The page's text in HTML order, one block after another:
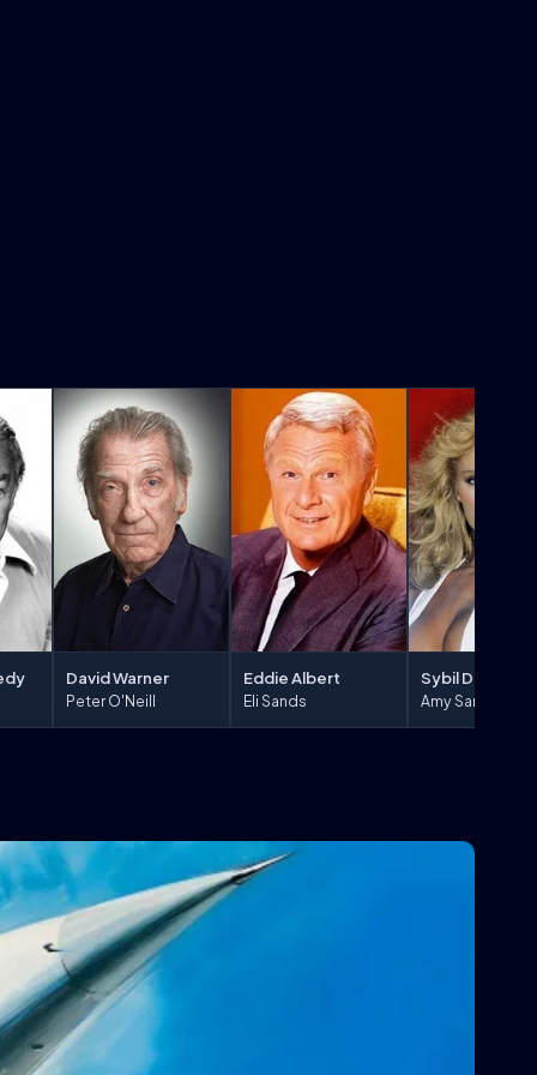
David Warner
Peter O'Neill
Eddie Albert
Eli Sands
Sybil Danning
Amy Sands